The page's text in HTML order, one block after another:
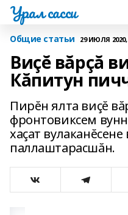
Урал сасси
Общие статьи 29 ИЮЛЯ 2020,
Виçĕ вăрçă
Кăпитун
Пирĕн ялта виçĕ
фронтовиксем
хаçат
паллаштарасшăн.